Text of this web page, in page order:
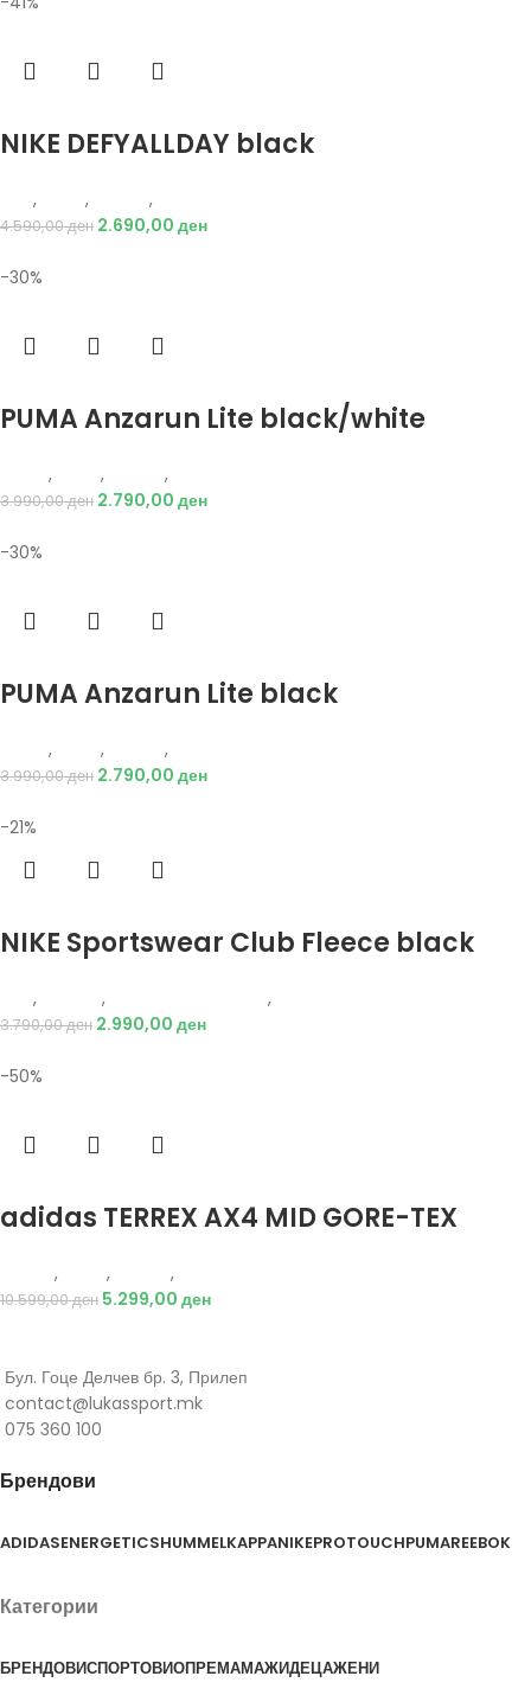
NIKE DEFYALLDAY black
, , ,
4.590,00ден 2.690,00 ден
-30%
PUMA Anzarun Lite black/white
, , ,
3.990,00ден 2.790,00 ден
-30%
PUMA Anzarun Lite black
, , ,
3.990,00ден 2.790,00 ден
-21%
NIKE Sportswear Club Fleece black
, , ,
3.790,00ден 2.990,00 ден
-50%
adidas TERREX AX4 MID GORE-TEX
, , ,
10.599,00ден 5.299,00 ден
Бул. Гоце Делчев бр. 3, Прилеп
contact@lukassport.mk
075 360 100
Брендови
ADIDASENERGETICSHUMMELKAPPANIKEPROTOUCHPUMAREEBOK
Категории
БРЕНДОВИСПОРТОВИОПРЕМАМАЖИДЕЦАЖЕНИ